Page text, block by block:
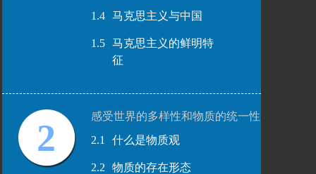
1.4 马克思主义与中国
1.5
马克思主义的鲜明特
征
2
感受世界的多样性和物质的统一性
2.1
什么是物质观
2.2 物质的存在形态